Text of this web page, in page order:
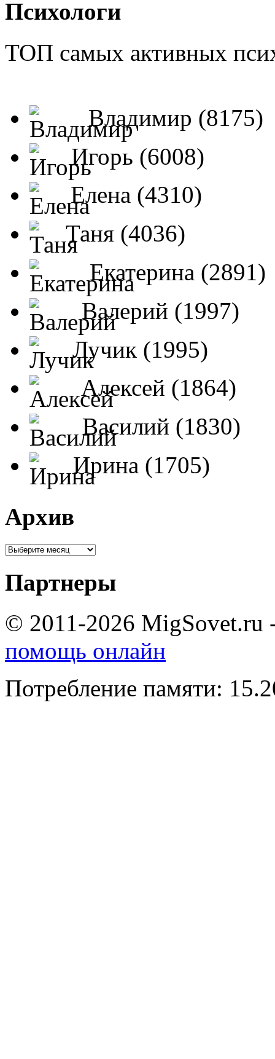
Психологи
ТОП самых активных
Владимир (8175)
Игорь (6008)
Елена (4310)
Таня (4036)
Екатерина (2891)
Валерий (1997)
Лучик (1995)
Алексей (1864)
Василий (1830)
Ирина (1705)
Архив
Партнеры
© 2011-2026 MigSovet.ru
помощь онлайн
Потребление памяти: